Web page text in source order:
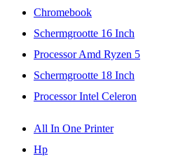
Chromebook
Schermgrootte 16 Inch
Processor Amd Ryzen 5
Schermgrootte 18 Inch
Processor Intel Celeron
All In One Printer
Hp